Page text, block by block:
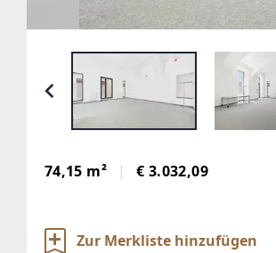
74,15 m² € 3.032,09
Zur Merkliste hinzufügen